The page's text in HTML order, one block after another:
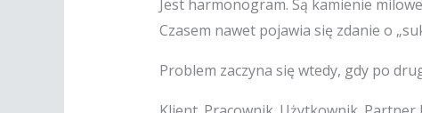
Jest harmonogram. Są kamienie
Czasem nawet pojawia się zdanie o
Problem zaczyna się wtedy, gdy po